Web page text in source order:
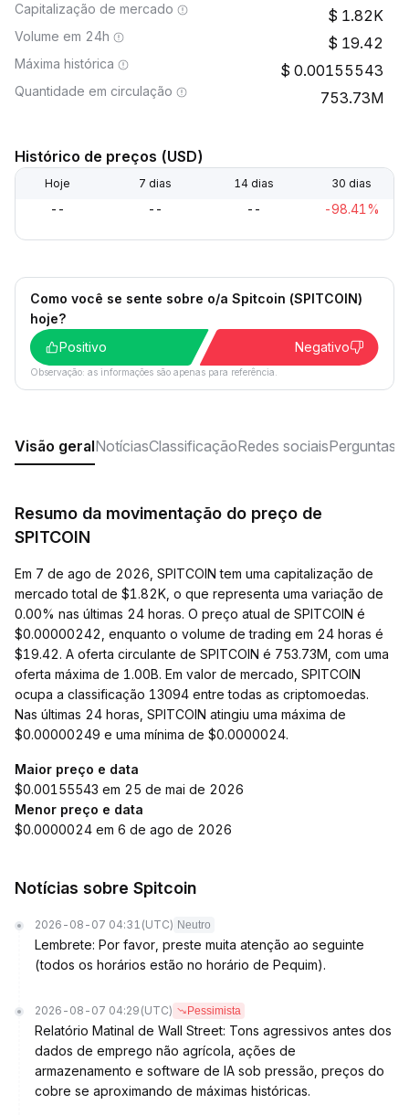
Capitalização de mercado 1.82K
Volume em 24h 19.42
Máxima histórica 0.00155543
Quantidade em circulação 753.73M
Histórico de preços (USD)
Hoje 7 dias 14 dias 30 dias
-- -- -- -98.41%
Como você se sente sobre o/a Spitcoin (SPITCOIN)
hoje?
Positivo
Negativo
Observação: as informações são apenas para referência.
Visão geralNotíciasClassificaçãoRedes sociaisPerguntas
Resumo da movimentação do preço de
SPITCOIN
Em 7 de ago de 2026, SPITCOIN tem uma capitalização de
mercado total de $1.82K, o que representa uma variação de
0.00% nas últimas 24 horas. O preço atual de SPITCOIN é
$0.00000242, enquanto o volume de trading em 24 horas é
$19.42. A oferta circulante de SPITCOIN é 753.73M, com uma
oferta máxima de 1.00B. Em valor de mercado, SPITCOIN
ocupa a classificação 13094 entre todas as criptomoedas.
Nas últimas 24 horas, SPITCOIN atingiu uma máxima de
$0.00000249 e uma mínima de $0.0000024.
Maior preço e data
$0.00155543 em 25 de mai de 2026
Menor preço e data
$0.0000024 em 6 de ago de 2026
Notícias sobre Spitcoin
2026-08-07 04:31 (UTC) Neutro
Lembrete: Por favor, preste muita atenção ao seguinte
(todos os horários estão no horário de Pequim).
2026-08-07 04:29 (UTC) Pessimista
Relatório Matinal de Wall Street: Tons agressivos antes dos
dados de emprego não agrícola, ações de
armazenamento e software de IA sob pressão, preços do
cobre se aproximando de máximas históricas.